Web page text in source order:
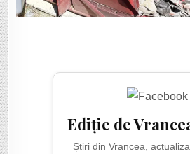
Ediție de
Știri din Vrancea,